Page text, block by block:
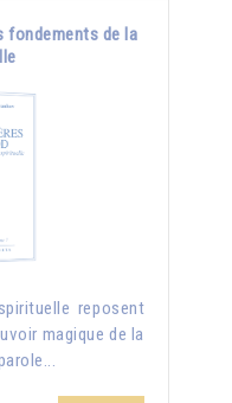
fondements de la
reposent
magique de la